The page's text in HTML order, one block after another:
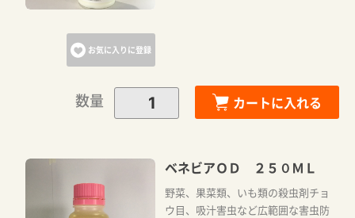
お気に入りに登録
数量 カートに入れる
ベネビアＯＤ ２５０ＭＬ
野菜、果菜類、いも類の殺虫剤チョ
ウ目、吸汁害虫など広範囲な害虫防